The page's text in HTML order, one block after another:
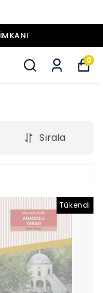
0
Sırala
Tükendi